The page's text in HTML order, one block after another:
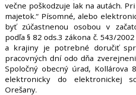
večne poškodzuje lak na autách.
majetok.“ Písomné, alebo
byť zúčastnenou osobou v
podľa § 82 ods.3 zákona č. 543/
a krajiny je potrebné doručiť
pracovných dní odo dňa
Spoločný obecný úrad, Kollárova
elektronicky do elektronickej
Orešany.